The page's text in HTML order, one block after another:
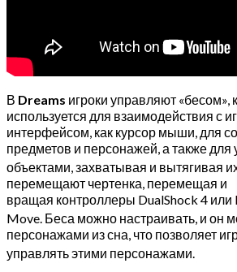
В Dreams игроки управляют «бесом»,
используется для взаимодействия с
интерфейсом, как курсор мыши, для
предметов и персонажей, а также для
объектами, захватывая и вытягивая
перемещают чертенка, перемещая и
вращая контроллеры DualShock 4 или
Move. Беса можно настраивать, и он
персонажами из сна, что позволяет
управлять этими персонажами.